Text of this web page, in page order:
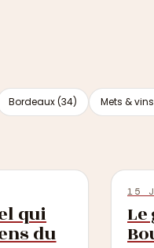
Bordeaux (34) Mets &
qui
du
15